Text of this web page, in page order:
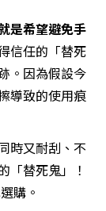
是希望避免手
信任的「替死
。因為假設今
導致的使用痕
時又耐刮、不
「替死鬼」！
購。